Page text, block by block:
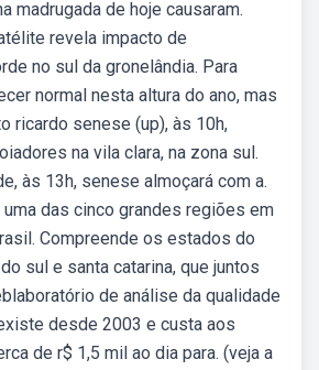
madrugada de hoje causaram.
revela impacto de
no sul da gronelândia. Para
normal nesta altura do ano, mas
ricardo senese (up), às 10h,
na vila clara, na zona sul.
às 13h, senese almoçará com a.
das cinco grandes regiões em
Compreende os estados do
sul e santa catarina, que juntos
de análise da qualidade
desde 2003 e custa aos
de r$ 1,5 mil ao dia para. (veja a